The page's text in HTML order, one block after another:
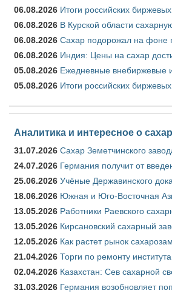
06.08.2026 Итоги российских
06.08.2026 В Курской области
06.08.2026 Сахар подорожал на фоне
06.08.2026 Индия: Цены на сахар
05.08.2026 Ежедневные внебиржевые
05.08.2026 Итоги российских
Аналитика и интересное о
31.07.2026 Сахар Земетчинского
24.07.2026 Германия получит от
25.06.2026 Учёные Державинского
18.06.2026 Южная и Юго-Восточная
13.05.2026 Работники Раевского
13.05.2026 Кирсановский сахарный
12.05.2026 Как растет рынок
21.04.2026 Торги по ремонту
02.04.2026 Казахстан: Сев сахарной
31.03.2026 Германия возобновляет